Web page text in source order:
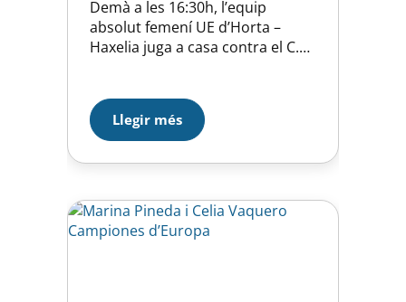
Demà a les 16:30h, l’equip
absolut femení UE d’Horta –
Haxelia juga a casa contra el C.N.
del nostre canal de youtube:
https://youtu.be/TrnMmU2JXfw
L’equip absolut masculí UE
d’Horta – Haxelia visita al Club
a les…
Llegir més